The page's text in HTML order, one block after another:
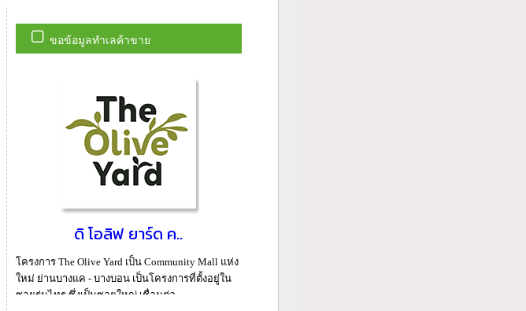
ขอข้อมูลทำเลค้าขาย
ดิ โอลิฟ ยาร์ด ค..
โครงการ The Olive Yard เป็น Community Mall แห่ง
ใหม่ ย่านบางแค - บางบอน เป็นโครงการที่ตั้งอยู่ใน
ซอยร่มไทร ซึ่งเป็นซอยใหญ่ เชื่อมต่อ...